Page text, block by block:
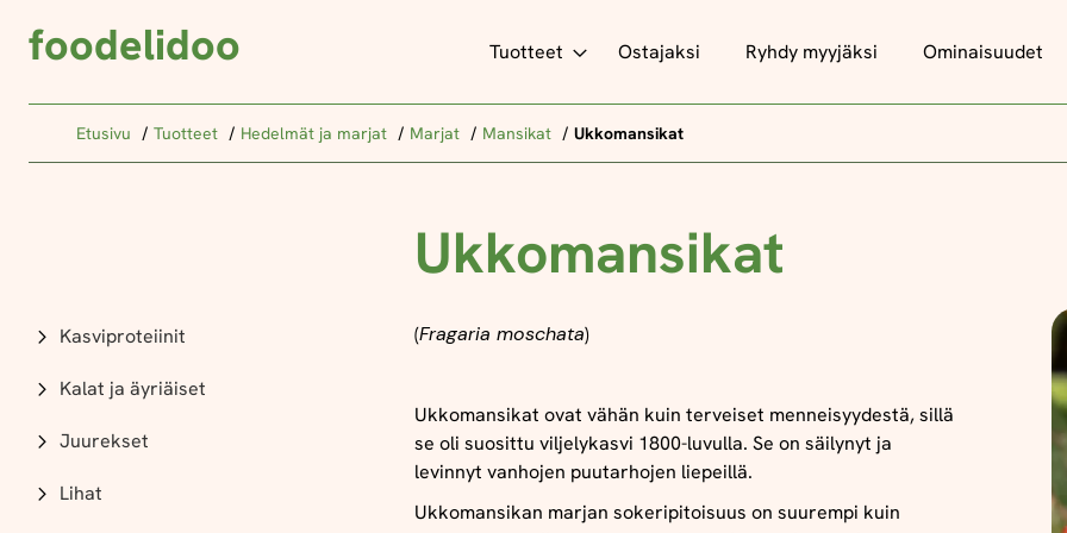
foodelidoo Tuotteet Ostajaksi Ryhdy myyjäksi Ominaisuudet
Etusivu Tuotteet Hedelmät ja marjat Marjat Mansikat Ukkomansikat
Ukkomansikat
(Fragaria moschata)
Ukkomansikat ovat vähän kuin terveiset menneisyydestä, sillä
se oli suosittu viljelykasvi 1800-luvulla. Se on säilynyt ja
levinnyt vanhojen puutarhojen liepeillä.
Ukkomansikan marjan sokeripitoisuus on suurempi kuin
Kasviproteiinit
Kalat ja äyriäiset
Juurekset
Lihat